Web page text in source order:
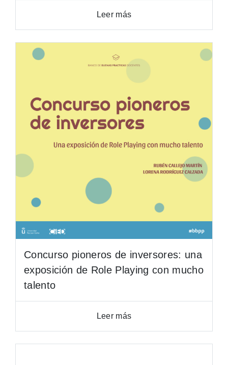
Leer más
Concurso pioneros de inversores: una
exposición de Role Playing con mucho
talento
Leer más